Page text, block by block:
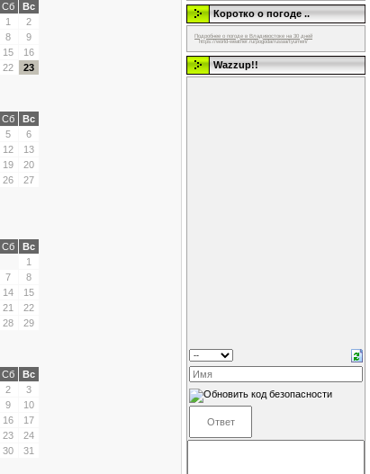
Сб
Вс
1
2
8
9
15
16
22
23
Сб
Вс
5
6
12
13
19
20
26
27
Сб
Вс
1
7
8
14
15
21
22
28
29
Сб
Вс
2
3
9
10
16
17
23
24
30
31
Коротко о погоде ..
Подробнее о погоде в Владивостоке на 30 дней
https://world-weather.ru/pogoda/russia/tyumen/
Wazzup!!